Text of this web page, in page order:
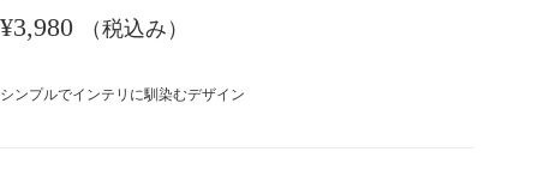
¥3,980 （税込み）
シンプルでインテリに馴染むデザイン